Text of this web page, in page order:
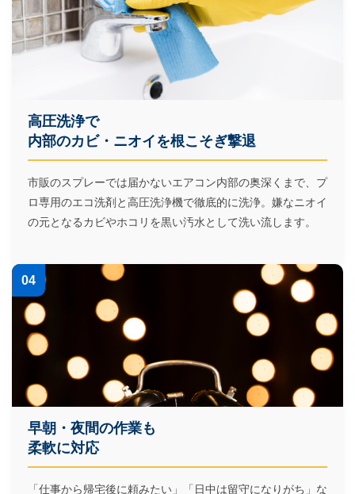
高圧洗浄で
内部のカビ・ニオイを根こそぎ撃退
市販のスプレーでは届かないエアコン内部の奥深くまで、プ
ロ専用のエコ洗剤と高圧洗浄機で徹底的に洗浄。嫌なニオイ
の元となるカビやホコリを黒い汚水として洗い流します。
04
早朝・夜間の作業も
柔軟に対応
「仕事から帰宅後に頼みたい」「日中は留守になりがち」な